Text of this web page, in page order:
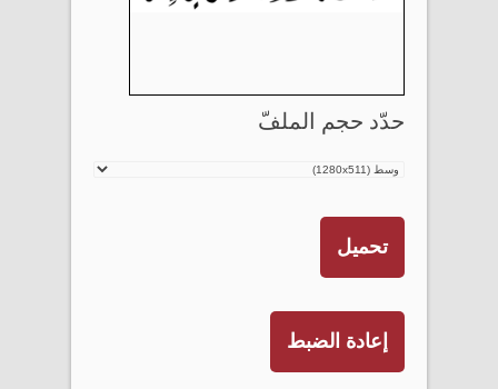
حدّد حجم الملفّ
تحميل
إعادة الضبط